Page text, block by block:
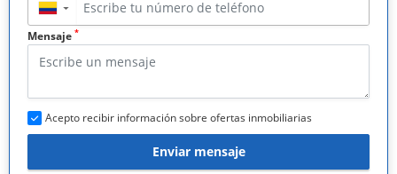
▼
Mensaje *
Acepto recibir información sobre ofertas inmobiliarias
Enviar mensaje